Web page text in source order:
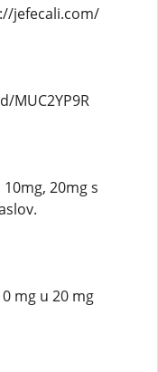
jefecali.com/
MUC2YP9R
20mg s
mg u 20 mg